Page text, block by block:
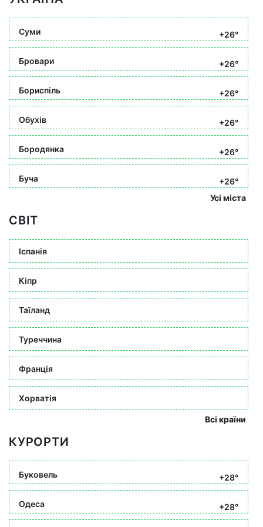
Суми +26°
Бровари +26°
Бориспіль +26°
Обухів +26°
Бородянка +26°
Буча
+26°
Усі міста
СВІТ
Іспанія
Кіпр
Таїланд
Туреччина
Франція
Хорватія
Всі країни
КУРОРТИ
Буковель +28°
Одеса +28°